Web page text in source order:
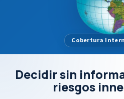
Cobertura
Decidir sin
riesgos